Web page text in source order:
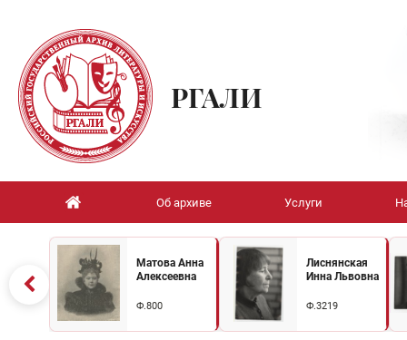
РГАЛИ
Об архиве Услуги
Матова Анна
Алексеевна
Ф.800
Лиснянская
Инна Львовна
Ф.3219